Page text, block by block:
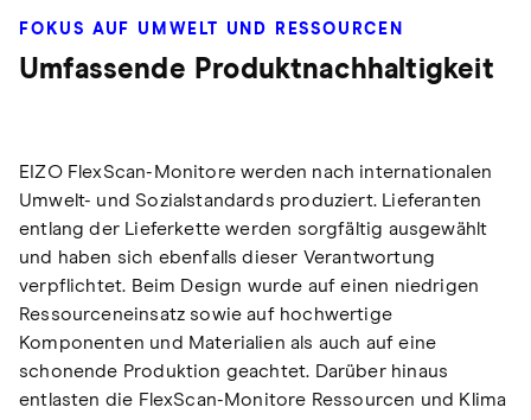
FOKUS AUF UMWELT UND RESSOURCEN
Umfassende Produktnachhaltigkeit
EIZO FlexScan-Monitore werden nach internationalen
Umwelt- und Sozialstandards produziert. Lieferanten
entlang der Lieferkette werden sorgfältig ausgewählt
und haben sich ebenfalls dieser Verantwortung
verpflichtet. Beim Design wurde auf einen niedrigen
Ressourceneinsatz sowie auf hochwertige
Komponenten und Materialien als auch auf eine
schonende Produktion geachtet. Darüber hinaus
entlasten die FlexScan-Monitore Ressourcen und Klima